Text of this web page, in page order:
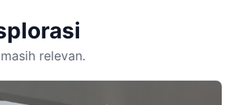
relevan.